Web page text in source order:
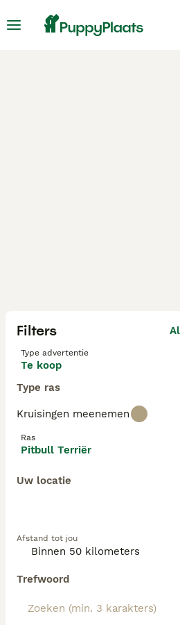
Filters
Type advertentie
Te koop
Type ras
Kruisingen meenemen
Ras
Pitbull Terriër
Uw locatie
Afstand tot jou
Trefwoord